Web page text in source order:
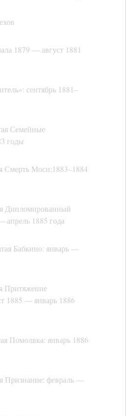
1879 — август 1881
сентябрь 1881–
Семейные
годы
Смерть Моси;1883–1884
Дипломированный
апрель 1885 года
Бабкино: январь —
Притяжение
1885 — январь 1886
Помолвка: январь 1886
Признание: февраль —